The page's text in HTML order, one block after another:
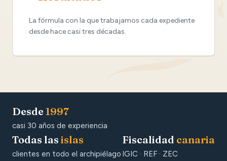
La fórmula con la que trabajamos cada expediente
desde hace casi tres décadas.
Desde 1997
casi 30 años de experiencia
Todas las islas
clientes en todo el archipiélago
Fiscalidad canaria
IGIC · REF · ZEC